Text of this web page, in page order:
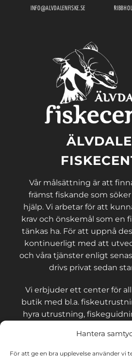
Hantera
För att ge en bra upplevelse använder vi
INFO@ALVDALENFISKE.SE
Vår målsättning är att
främst fiskande som
hjälp. Vi arbetar för att
krav och önskemål som en
tänkas ha. För att uppnå
kontinuerligt med att
och våra tjänster enligt
drivs privat sedan
Vi erbjuder ett center för
butik med bl.a.
hyra utrustning,